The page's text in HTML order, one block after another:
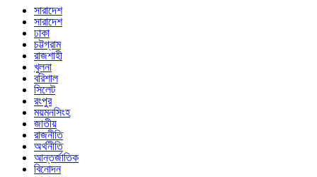
সারাদেশ
সারাদেশ
ঢাকা
চট্টগ্রাম
রাজশাহী
খুলনা
বরিশাল
সিলেট
রংপুর
ময়মনসিংহ
জাতীয়
রাজনীতি
অর্থনীতি
আন্তর্জাতিক
বিনোদন